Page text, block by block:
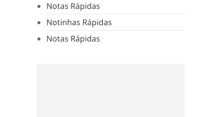
Notas Rápidas
Notinhas Rápidas
Notas Rápidas